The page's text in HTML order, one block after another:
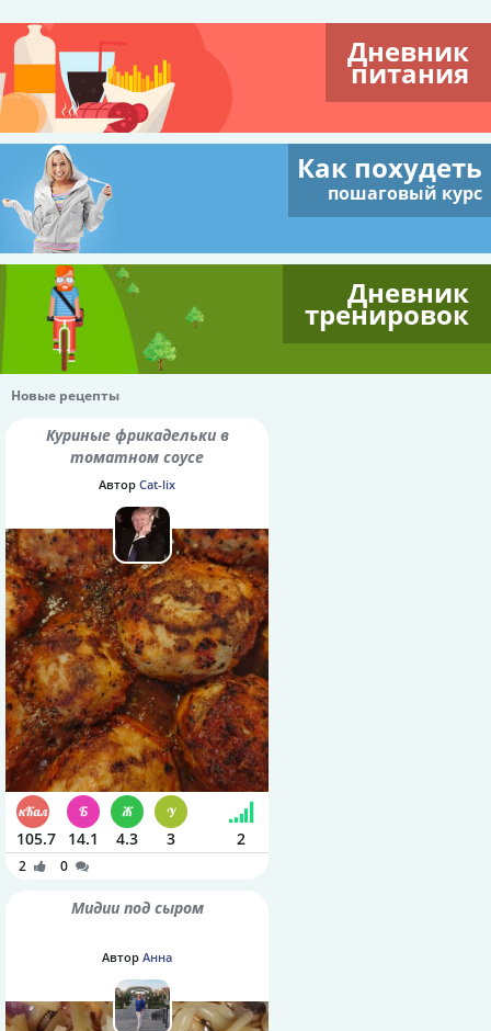
Дневник
питания
Как похудеть
пошаговый курс
Дневник
тренировок
Новые рецепты
Куриные фрикадельки в
томатном соусе
Автор Cat-lix
105.7 14.1 4.3 3 2
2 0
Мидии под сыром
Автор Анна